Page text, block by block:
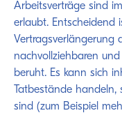
Arbeitsverträge sind
erlaubt. Entscheidend
Vertragsverlängerung
nachvollziehbaren
beruht. Es kann sich
Tatbestände
sind (zum Beispiel